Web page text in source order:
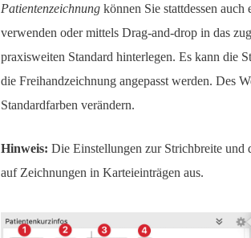
Patientenzeichnungkönnen Sie stattdessen
verwenden oder mittels Drag-and-drop in das
praxisweiten Standard hinterlegen. Es kann die
die Freihandzeichnung angepasst werden. Des
Standardfarben verändern.
Hinweis: Die Einstellungen zur Strichbreite und
auf Zeichnungen in Karteieinträgen aus.